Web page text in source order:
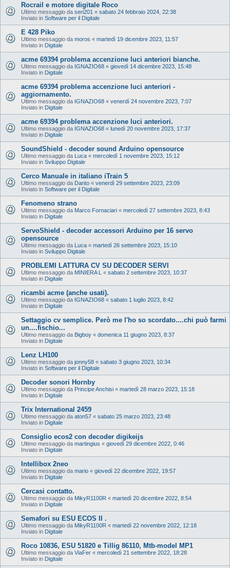
Rocrail e motore digitale Roco
Ultimo messaggio da seri201 « sabato 24 febbraio 2024, 22:38
Inviato in Software per il Digitale
E 428 Piko
Ultimo messaggio da moros « martedì 19 dicembre 2023, 11:57
Inviato in Digitale
acme 69394 problema accenzione luci anteriori bianche.
Ultimo messaggio da IGNAZIO68 « giovedì 14 dicembre 2023, 15:48
Inviato in Digitale
acme 69394 problema accenzione luci anteriori -
aggiornamento.
Ultimo messaggio da IGNAZIO68 « venerdì 24 novembre 2023, 7:07
Inviato in Digitale
acme 69394 problema accenzione luci anteriori.
Ultimo messaggio da IGNAZIO68 « lunedì 20 novembre 2023, 17:37
Inviato in Digitale
SoundShield - decoder sound Arduino opensource
Ultimo messaggio da Luca « mercoledì 1 novembre 2023, 15:12
Inviato in Sviluppo Digitale
Cerco Manuale in italiano iTrain 5
Ultimo messaggio da Danto « venerdì 29 settembre 2023, 23:09
Inviato in Software per il Digitale
Fenomeno strano
Ultimo messaggio da Marco Fornaciari « mercoledì 27 settembre 2023, 8:43
Inviato in Digitale
ServoShield - decoder accessori Arduino per 16 servo
opensource
Ultimo messaggio da Luca « martedì 26 settembre 2023, 15:10
Inviato in Sviluppo Digitale
PROBLEMI LATTURA CV SU DECODER SERVI
Ultimo messaggio da MINIERA L « sabato 2 settembre 2023, 10:37
Inviato in Digitale
ricambi acme (anche usati).
Ultimo messaggio da IGNAZIO68 « sabato 1 luglio 2023, 8:42
Inviato in Digitale
Settaggio cv semplice. Però me l'ho so scordato....chi può farmi
un....fischio...
Ultimo messaggio da Bigboy « domenica 11 giugno 2023, 8:37
Inviato in Digitale
Lenz LH100
Ultimo messaggio da jonny58 « sabato 3 giugno 2023, 10:34
Inviato in Software per il Digitale
Decoder sonori Hornby
Ultimo messaggio da Principe Anchisi « martedì 28 marzo 2023, 15:18
Inviato in Digitale
Trix International 2459
Ultimo messaggio da aton57 « sabato 25 marzo 2023, 23:48
Inviato in Digitale
Consiglio ecos2 con decoder digikeijs
Ultimo messaggio da martingius « giovedì 29 dicembre 2022, 0:46
Inviato in Digitale
Intellibox 2neo
Ultimo messaggio da mario « giovedì 22 dicembre 2022, 19:57
Inviato in Digitale
Cercasi contatto.
Ultimo messaggio da MikyR1100R « martedì 20 dicembre 2022, 8:54
Inviato in Digitale
Semafori su ESU ECOS II .
Ultimo messaggio da MikyR1100R « martedì 22 novembre 2022, 12:18
Inviato in Digitale
Roco 10836, ESU 51820 e Tillig 86110, Mtb-model MP1
Ultimo messaggio da ViaFer « mercoledì 21 settembre 2022, 18:28
Inviato in Digitale